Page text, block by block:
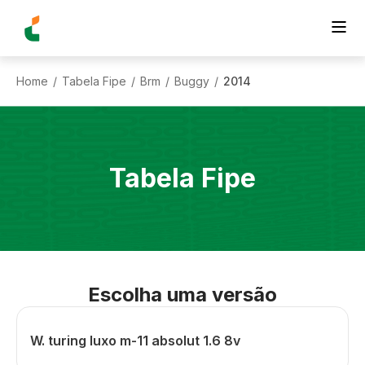
Home / Tabela Fipe / Brm / Buggy / 2014
Tabela Fipe
Escolha uma versão
W. turing luxo m-11 absolut 1.6 8v